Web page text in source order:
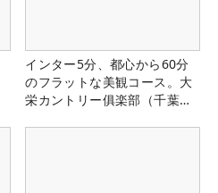
インター5分、都心から60分
のフラットな美観コース。大
栄カントリー俱楽部（千葉